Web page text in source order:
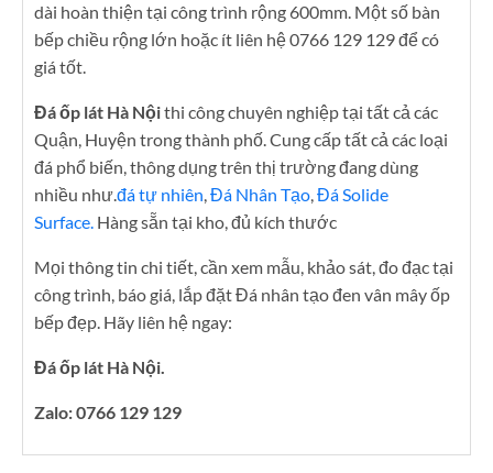
dài hoàn thiện tại công trình rộng 600mm. Một số bàn
bếp chiều rộng lớn hoặc ít liên hệ 0766 129 129 để có
giá tốt.
Đá ốp lát Hà Nộithi công chuyên nghiệp tại tất cả các
Quận, Huyện trong thành phố. Cung cấp tất cả các loại
đá phổ biến, thông dụng trên thị trường đang dùng
nhiều như.đá tự nhiên,Đá Nhân Tạo,Đá Solide
Surface. Hàng sẵn tại kho, đủ kích thước
Mọi thông tin chi tiết, cần xem mẫu, khảo sát, đo đạc tại
công trình, báo giá, lắp đặt Đá nhân tạo đen vân mây ốp
bếp đẹp. Hãy liên hệ ngay:
Đá ốp lát Hà Nội.
Zalo: 0766 129 129